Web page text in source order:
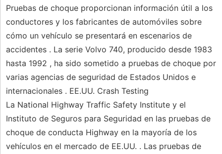
Pruebas de choque proporcionan información útil a los
conductores y los fabricantes de automóviles sobre
cómo un vehículo se presentará en escenarios de
accidentes . La serie Volvo 740, producido desde 1983
hasta 1992 , ha sido sometido a pruebas de choque por
varias agencias de seguridad de Estados Unidos e
internacionales . EE.UU. Crash Testing
La National Highway Traffic Safety Institute y el
Instituto de Seguros para Seguridad en las pruebas de
choque de conducta Highway en la mayoría de los
vehículos en el mercado de EE.UU. . Las pruebas de